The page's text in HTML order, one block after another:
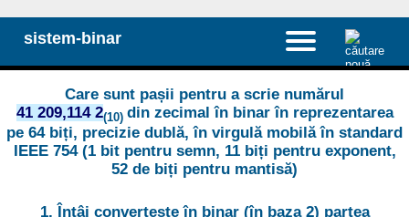
sistem-binar
Care sunt pașii pentru a scrie numărul
41 209,114 2(10) din zecimal în binar în reprezentarea
pe 64 biți, precizie dublă, în virgulă mobilă în standard
IEEE 754 (1 bit pentru semn, 11 biți pentru exponent,
52 de biți pentru mantisă)
1. Întâi convertește în binar (în baza 2) partea